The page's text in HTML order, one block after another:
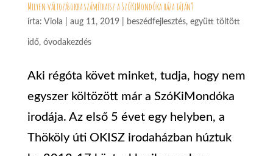
Milyen változásokra számíthatsz a SzóKiMondóka háza táján?
írta: Viola aug 11, 2019| beszédfejlesztés, együtt töltött
idő, óvodakezdés
Aki régóta követ minket, tudja, hogy nem
egyszer költözött már a SzóKiMondóka
irodája. Az első 5 évet egy helyben, a
Thököly úti OKISZ irodaházban húztuk